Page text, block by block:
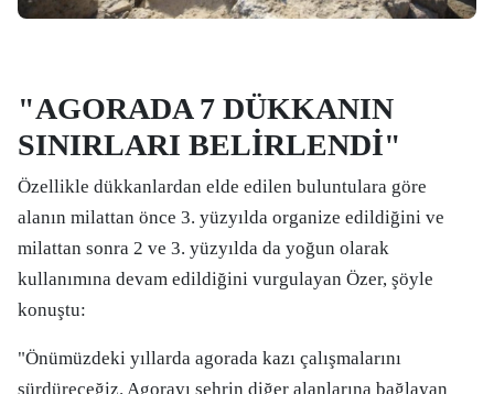
"AGORADA 7 DÜKKANIN
SINIRLARI BELİRLENDİ"
Özellikle dükkanlardan elde edilen buluntulara göre
alanın milattan önce 3. yüzyılda organize edildiğini ve
milattan sonra 2 ve 3. yüzyılda da yoğun olarak
kullanımına devam edildiğini vurgulayan Özer, şöyle
konuştu:
"Önümüzdeki yıllarda agorada kazı çalışmalarını
sürdüreceğiz. Agorayı şehrin diğer alanlarına bağlayan